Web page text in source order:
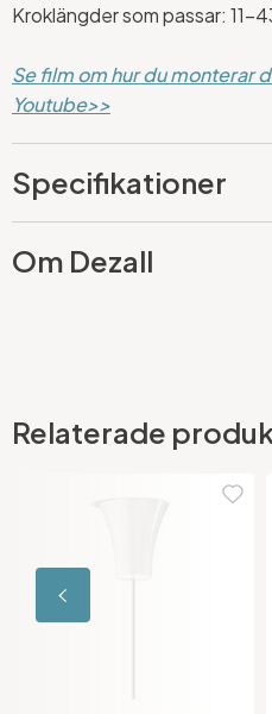
Kroklängder som passar: 11-
Se film om hur du monterar
Youtube>>
Specifikationer
Om Dezall
Relaterade